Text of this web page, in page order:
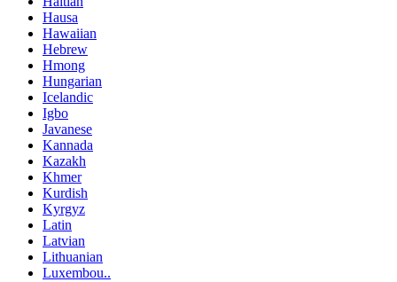
Hausa
Hawaiian
Hebrew
Hmong
Hungarian
Icelandic
Igbo
Javanese
Kannada
Kazakh
Khmer
Kurdish
Kyrgyz
Latin
Latvian
Lithuanian
Luxembou..